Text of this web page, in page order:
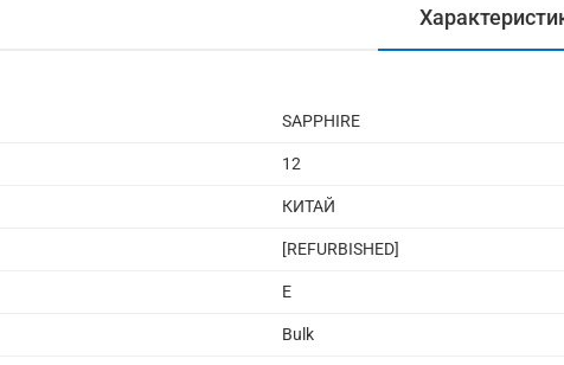
SAPPHIRE
12
КИТАЙ
[REFURBISHED]
E
Bulk